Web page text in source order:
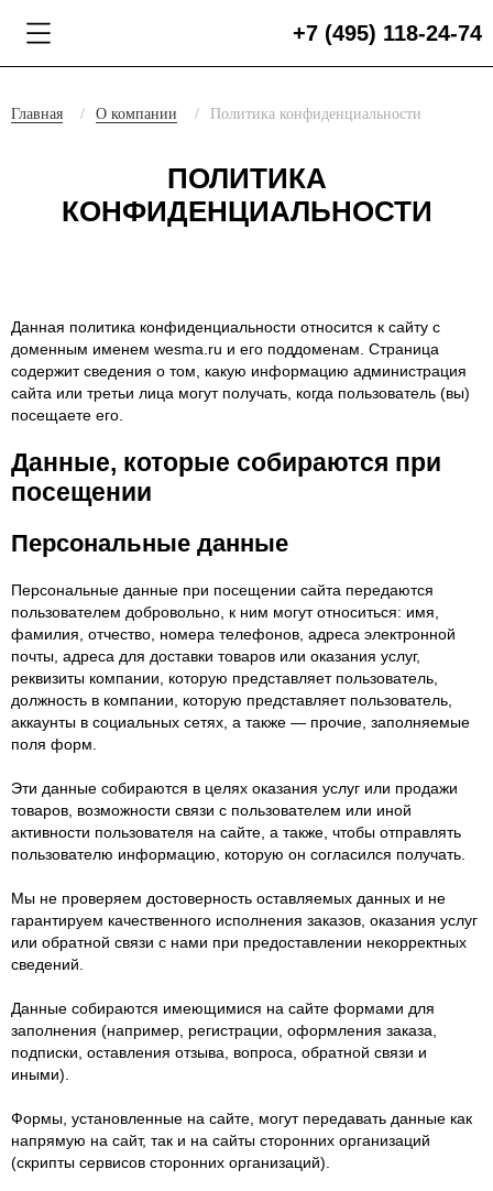
+7 (495) 118-24-74
Главная О компании Политика конфиденциальности
ПОЛИТИКА
КОНФИДЕНЦИАЛЬНОСТИ
Данная политика конфиденциальности относится к сайту с
доменным именем wesma.ru и его поддоменам. Страница
содержит сведения о том, какую информацию администрация
сайта или третьи лица могут получать, когда пользователь (вы)
посещаете его.
Данные, которые собираются при
посещении
Персональные данные
Персональные данные при посещении сайта передаются
пользователем добровольно, к ним могут относиться: имя,
фамилия, отчество, номера телефонов, адреса электронной
почты, адреса для доставки товаров или оказания услуг,
реквизиты компании, которую представляет пользователь,
должность в компании, которую представляет пользователь,
аккаунты в социальных сетях, а также — прочие, заполняемые
поля форм.
Эти данные собираются в целях оказания услуг или продажи
товаров, возможности связи с пользователем или иной
активности пользователя на сайте, а также, чтобы отправлять
пользователю информацию, которую он согласился получать.
Мы не проверяем достоверность оставляемых данных и не
гарантируем качественного исполнения заказов, оказания услуг
или обратной связи с нами при предоставлении некорректных
сведений.
Данные собираются имеющимися на сайте формами для
заполнения (например, регистрации, оформления заказа,
подписки, оставления отзыва, вопроса, обратной связи и
иными).
Формы, установленные на сайте, могут передавать данные как
напрямую на сайт, так и на сайты сторонних организаций
(скрипты сервисов сторонних организаций).